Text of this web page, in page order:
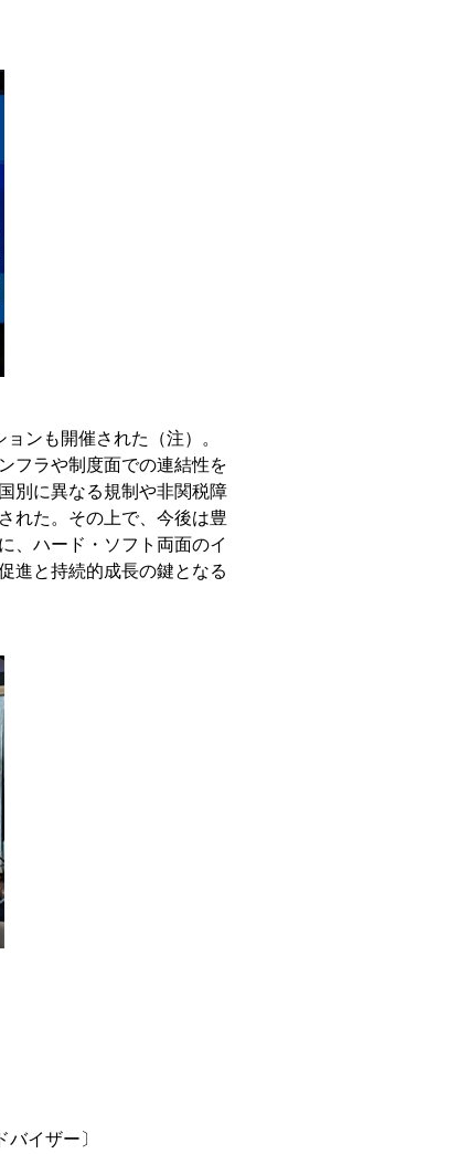
ンも開催された（注）。
フラや制度面での連結性を
別に異なる規制や非関税障
れた。その上で、今後は豊
、ハード・ソフト両面のイ
進と持続的成長の鍵となる
イザー〕